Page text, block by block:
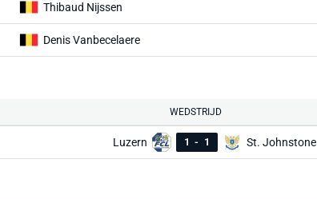
Thibaud Nijssen
Denis Vanbecelaere
WEDSTRIJD
Luzern 1 - 1 St. Johnstone